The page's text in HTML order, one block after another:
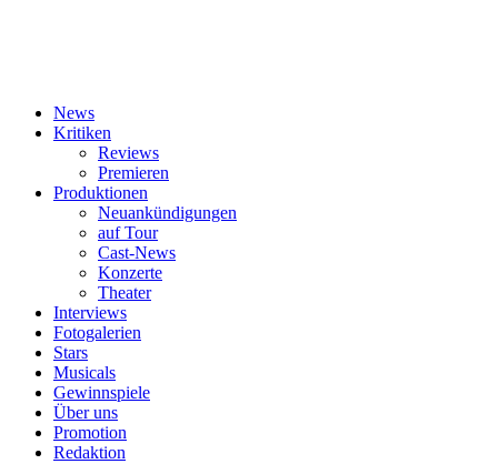
News
Kritiken
Reviews
Premieren
Produktionen
Neuankündigungen
auf Tour
Cast-News
Konzerte
Theater
Interviews
Fotogalerien
Stars
Musicals
Gewinnspiele
Über uns
Promotion
Redaktion